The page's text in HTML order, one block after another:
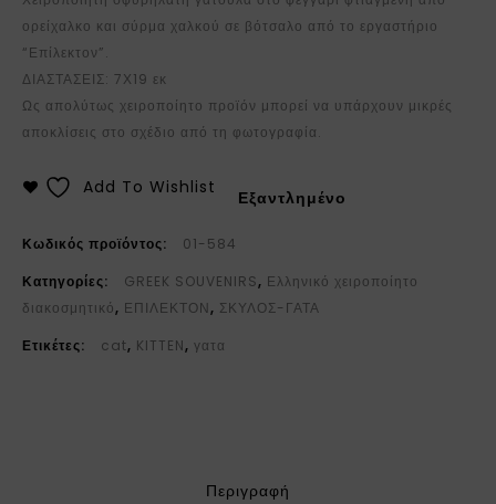
ορείχαλκο και σύρμα χαλκού σε βότσαλο από το εργαστήριο
“Επίλεκτον”.
ΔΙΑΣΤΑΣΕΙΣ: 7Χ19 εκ
Ως απολύτως χειροποίητο προϊόν μπορεί να υπάρχουν μικρές
αποκλίσεις στο σχέδιο από τη φωτογραφία.
Εξαντλημένο
Add To Wishlist
Κωδικός προϊόντος:
01-584
Κατηγορίες:
GREEK SOUVENIRS, Ελληνικό χειροποίητο
διακοσμητικό, ΕΠΙΛΕΚΤΟΝ, ΣΚΥΛΟΣ-ΓΑΤΑ
Ετικέτες:
cat, KITTEN, γατα
Περιγραφή